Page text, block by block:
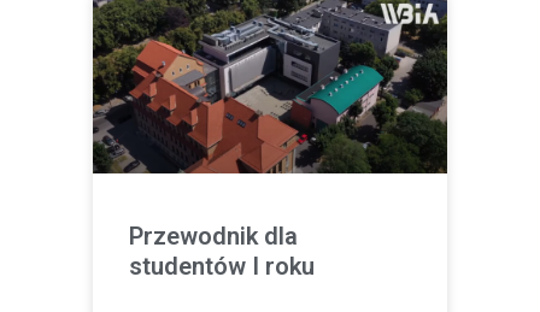
Przewodnik dla
studentów I roku